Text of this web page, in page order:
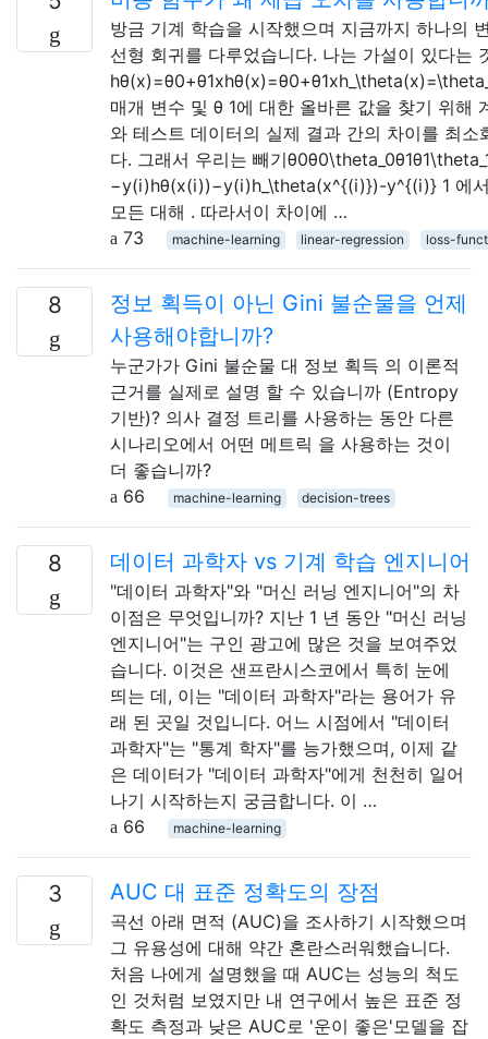
방금 기계 학습을 시작했으며 지금까지 하나의
선형 회귀를 다루었습니다. 나는 가설이 있다는
매개 변수 및 θ 1에 대한 올바른 값을 찾기 위해
와 테스트 데이터의 실제 결과 간의 차이를 최소
다. 그래서 우리는 빼기
−y(i)hθ(x(i))−y(i)h_\theta(x^{(i)})-y^{(i)} 1 에
모든 대해 . 따라서이 차이에 …
73
machine-learning linear-regression loss-
8
정보 획득이 아닌 Gini 불순물을 언제
사용해야합니까?
누군가가 Gini 불순물 대 정보 획득 의 이론적
근거를 실제로 설명 할 수 있습니까 (Entropy
기반)? 의사 결정 트리를 사용하는 동안 다른
시나리오에서 어떤 메트릭 을 사용하는 것이
더 좋습니까?
66
machine-learning decision-trees
8 데이터 과학자 vs 기계 학습 엔지니어
"데이터 과학자"와 "머신 러닝 엔지니어"의 차
이점은 무엇입니까? 지난 1 년 동안 "머신 러닝
엔지니어"는 구인 광고에 많은 것을 보여주었
습니다. 이것은 샌프란시스코에서 특히 눈에
띄는 데, 이는 "데이터 과학자"라는 용어가 유
래 된 곳일 것입니다. 어느 시점에서 "데이터
과학자"는 "통계 학자"를 능가했으며, 이제 같
은 데이터가 "데이터 과학자"에게 천천히 일어
나기 시작하는지 궁금합니다. 이 …
66
machine-learning
3 AUC 대 표준 정확도의 장점
곡선 아래 면적 (AUC)을 조사하기 시작했으며
그 유용성에 대해 약간 혼란스러워했습니다.
처음 나에게 설명했을 때 AUC는 성능의 척도
인 것처럼 보였지만 내 연구에서 높은 표준 정
확도 측정과 낮은 AUC로 '운이 좋은'모델을 잡